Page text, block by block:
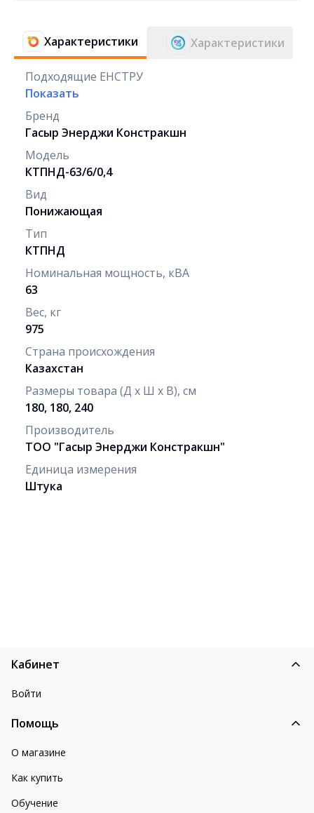
Характеристики Характеристики
Подходящие ЕНСТРУ
Показать
Бренд
Гасыр Энерджи Констракшн
Модель
КТПНД-63/6/0,4
Вид
Понижающая
Тип
КТПНД
Номинальная мощность, кВА
63
Вес, кг
975
Страна происхождения
Казахстан
Размеры товара (Д х Ш х В), см
180, 180, 240
Производитель
ТОО "Гасыр Энерджи Констракшн"
Единица измерения
Штука
Кабинет
Войти
Помощь
О магазине
Как купить
Обучение